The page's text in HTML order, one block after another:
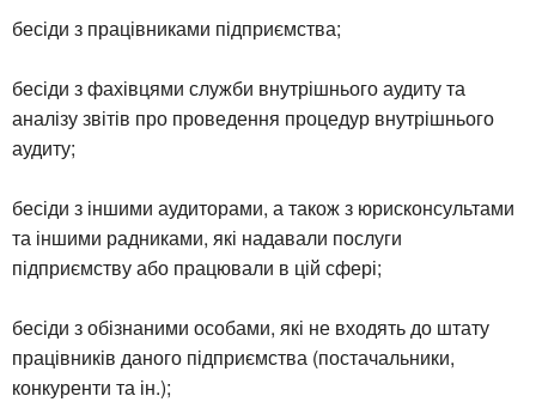
бесіди з працівниками підприємства;
бесіди з фахівцями служби внутрішнього аудиту та
аналізу звітів про проведення процедур внутрішнього
аудиту;
бесіди з іншими аудиторами, а також з юрисконсультами
та іншими радниками, які надавали послуги
підприємству або працювали в цій сфері;
бесіди з обізнаними особами, які не входять до штату
працівників даного підприємства (постачальники,
конкуренти та ін.);